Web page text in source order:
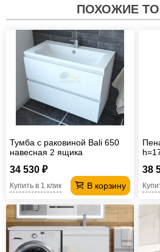
ПОХОЖИЕ
Тумба с раковиной Bali 650
навесная 2 ящика
34 530 ₽
В корзину
Купить в 1 клик
38